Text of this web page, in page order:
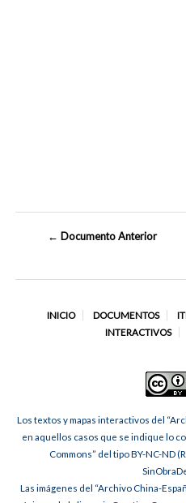
← Documento Anterior
INICIO DOCUMENTOS
INTERACTIVOS
Los textos y mapas interactivos del
en aquellos casos que se indique lo
Commons” del tipo BY-NC-ND
Las imágenes del “Archivo China-